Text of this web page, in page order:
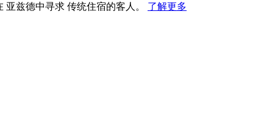
亚兹德中寻求 传统住宿的客人。 了解更多